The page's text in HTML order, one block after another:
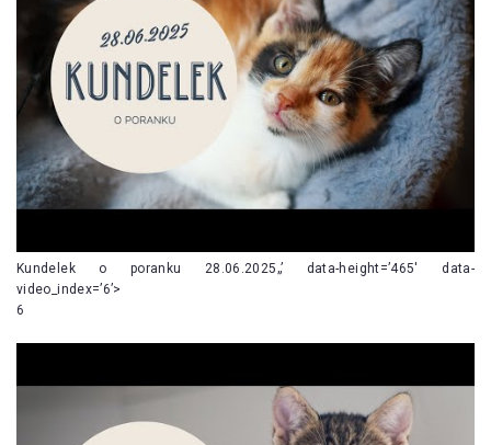
Kundelek o poranku 28.06.2025„’ data-height=’465′ data-
video_index=’6’>
6